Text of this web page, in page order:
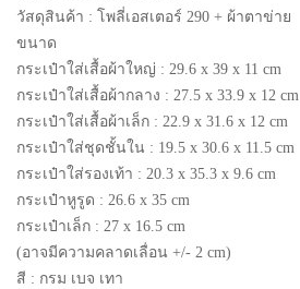
วัสดุสินค้า : โพลี่เอสเตอร์ 290 + ผ้าตาข่าย
ขนาด
กระเป๋าใส่เสื้อผ้าใหญ่ : 29.6 x 39 x 11 cm
กระเป๋าใส่เสื้อผ้ากลาง : 27.5 x 33.9 x 12 cm
กระเป๋าใส่เสื้อผ้าเล็ก : 22.9 x 31.6 x 12 cm
กระเป๋าใส่ชุดชั้นใน : 19.5 x 30.6 x 11.5 cm
กระเป๋าใส่รองเท้า : 20.3 x 35.3 x 9.6 cm
กระเป๋าหูรูด : 26.6 x 35 cm
กระเป๋าเล็ก : 27 x 16.5 cm
(อาจมีความคลาดเลื่อน +/- 2 cm)
สี : กรม เบจ เทา